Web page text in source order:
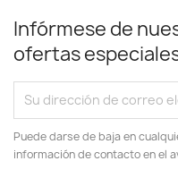
Infórmese de
ofertas
Puede darse de baja en
información de contacto en el